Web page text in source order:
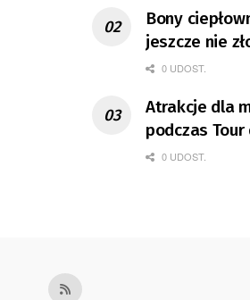
Bony
jeszcze nie
0 UDOST.
Atrakcje dla
podczas
0 UDOST.